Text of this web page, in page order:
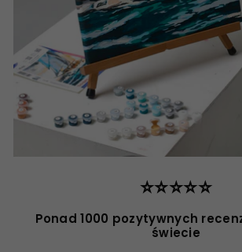
⭐️⭐️⭐️⭐️⭐️
Ponad 1000 pozytywnych
świecie